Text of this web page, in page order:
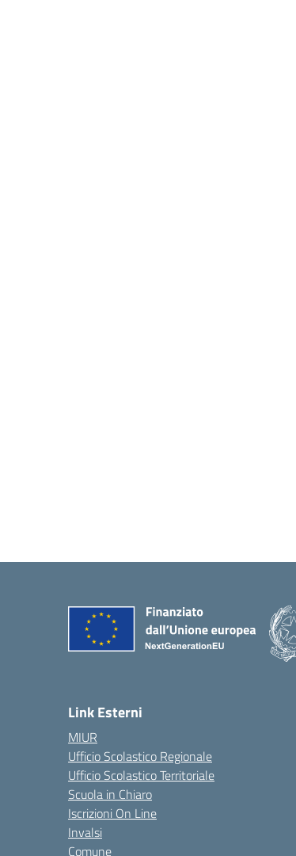
Link Esterni
MIUR
Ufficio Scolastico Regionale
Ufficio Scolastico Territoriale
Scuola in Chiaro
Iscrizioni On Line
Invalsi
Comune